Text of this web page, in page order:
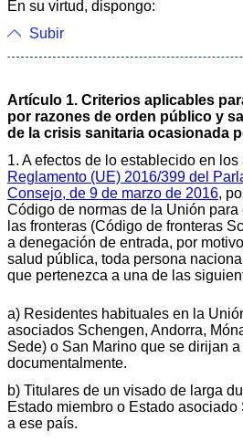
En su virtud, dispongo:
Subir
Artículo 1. Criterios aplicables
por razones de orden público y
de la crisis sanitaria ocasionada
1. A efectos de lo establecido en los
Reglamento (UE) 2016/399 del
Consejo, de 9 de marzo de 2016,
Código de normas de la Unión
las fronteras (Código de fronteras
a denegación de entrada, por
salud pública, toda persona
que pertenezca a una de las
a) Residentes habituales en la
asociados Schengen, Andorra,
Sede) o San Marino que se dirijan
documentalmente.
b) Titulares de un visado de larga
Estado miembro o Estado
a ese país.